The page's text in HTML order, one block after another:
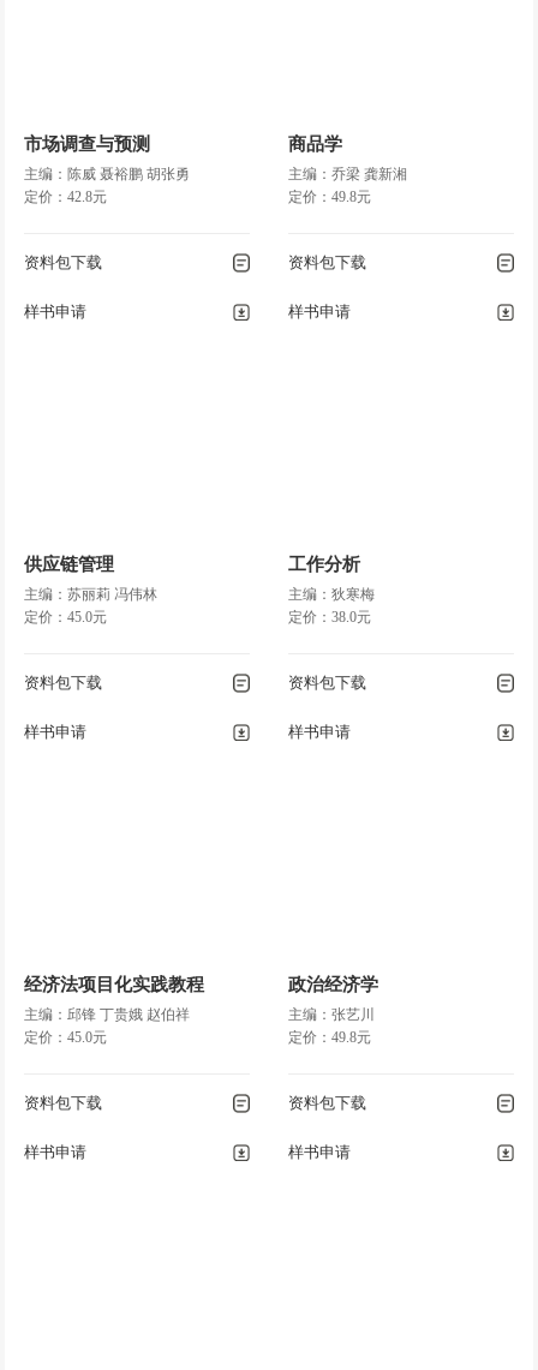
市场调查与预测
主编：陈威 聂裕鹏 胡张勇
定价：42.8元
资料包下载
样书申请
商品学
主编：乔梁 龚新湘
定价：49.8元
资料包下载
样书申请
供应链管理
主编：苏丽莉 冯伟林
定价：45.0元
资料包下载
样书申请
工作分析
主编：狄寒梅
定价：38.0元
资料包下载
样书申请
经济法项目化实践教程
主编：邱锋 丁贵娥 赵伯祥
定价：45.0元
资料包下载
样书申请
政治经济学
主编：张艺川
定价：49.8元
资料包下载
样书申请